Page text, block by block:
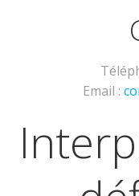
Email :